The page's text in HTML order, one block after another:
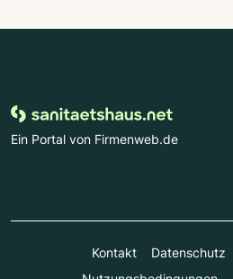
Ein Portal von Firmenweb.de
Kontakt Datenschutz